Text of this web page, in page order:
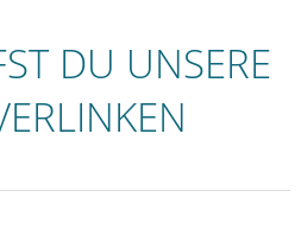
DU UNSERE